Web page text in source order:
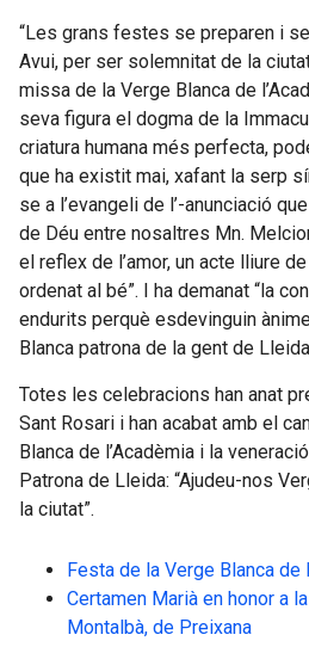
“Les grans festes se preparen i
Avui, per ser solemnitat de la
missa de la Verge Blanca de
seva figura el dogma de la
criatura humana més perfecta,
que ha existit mai, xafant la serp
se a l’evangeli de l’-anunciació
de Déu entre nosaltres Mn.
el reflex de l’amor, un acte lliure
ordenat al bé”. I ha demanat “la
endurits perquè esdevinguin
Blanca patrona de la gent de
Totes les celebracions han anat
Sant Rosari i han acabat amb el
Blanca de l’Acadèmia i la
Patrona de Lleida: “Ajudeu-nos
la ciutat”.
Festa de la Verge Blanca de
Certamen Marià en honor a
Montalbà, de Preixana